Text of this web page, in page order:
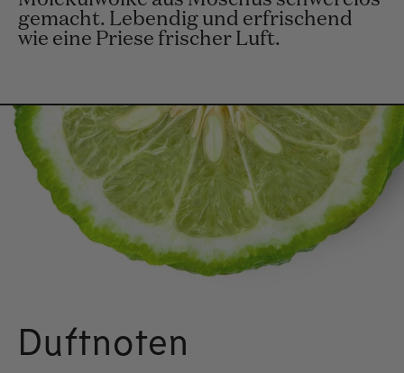
gemacht. Lebendig und erfrischend
wie eine Priese frischer Luft.
Duftnoten